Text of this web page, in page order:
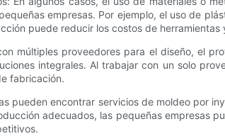
empresas. Por ejemplo, el uso de
puede reducir los costos de herramientas
múltiples proveedores para el diseño, el
integrales. Al trabajar con un solo
fabricación.
pueden encontrar servicios de moldeo por
adecuados, las pequeñas empresas